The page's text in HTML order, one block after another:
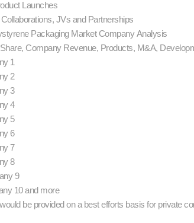
Launches
Collaborations, JVs and Partnerships
Packaging Market Company Analysis
Company Revenue, Products, M&A,
1
2
3
4
5
6
7
8
9
10 and more
be provided on a best efforts basis for private